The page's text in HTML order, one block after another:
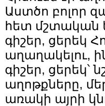
Աստծո բոլոր
հետ մշտական
գիշեր, ցերեկ
աղաղակելու,
գիշեր, ցերեկ՝
աղոթքները,
առակի այրի